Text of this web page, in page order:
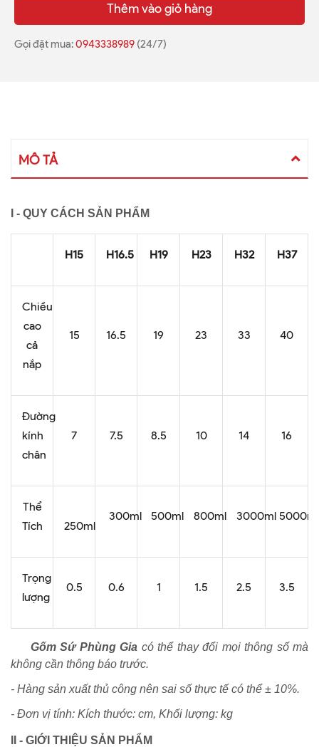
Thêm vào giỏ hàng
Gọi đặt mua:0943338989 (24/7)
MÔ TẢ
I - QUY CÁCH SẢN PHẨM
H15 H16.5 H19 H23 H32 H37
Chiều
cao
cả
nắp
15 16.5 19 23 33 40
Đường
kính
chân
7 7.5 8.5 10 14 16
Thể
Tích
250ml
300ml 500ml 800ml 3000ml
Trọng
lượng
0.5 0.6 1 1.5 2.5 3.5
Gốm Sứ Phùng Gia có thể thay đổi mọi thông số mà
không cần thông báo trước.
- Hàng sản xuất thủ công nên sai số thực tế có thể ± 10%.
- Đơn vị tính: Kích thước: cm, Khối lượng: kg
II - GIỚI THIỆU SẢN PHẨM